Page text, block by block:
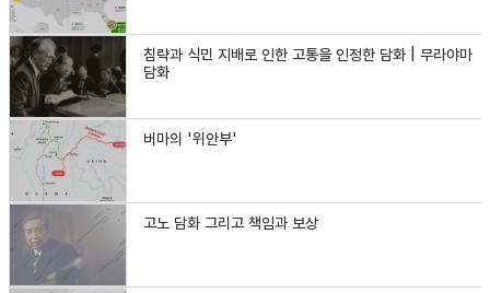
침략과 식민 지배로 인한 고통을 인정한 담화 | 무라야마
담화
버마의 '위안부'
고노 담화 그리고 책임과 보상